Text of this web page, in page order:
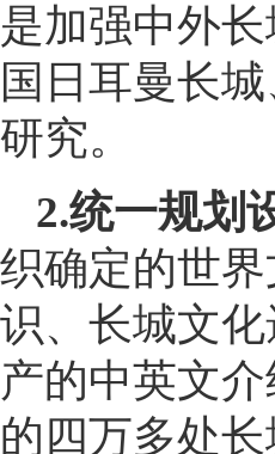
是加强中外
国日耳曼长
研究。
2.统一规划
织确定的世
识、长城文
产的中英文
的四万多处